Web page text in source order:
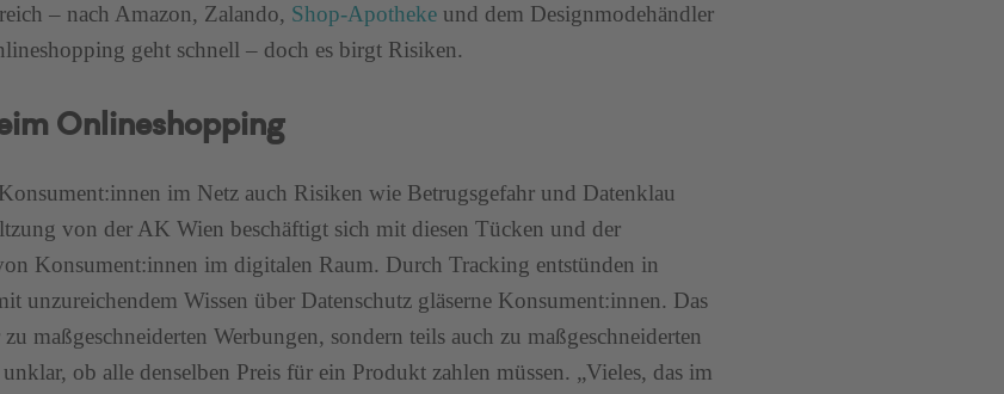
– nach Amazon, Zalando, Shop-Apotheke und dem Designmodehändler
geht schnell – doch es birgt Risiken.
Onlineshopping
im Netz auch Risiken wie Betrugsgefahr und Datenklau
von der AK Wien beschäftigt sich mit diesen Tücken und der
Konsument:innen im digitalen Raum. Durch Tracking entstünden in
unzureichendem Wissen über Datenschutz gläserne Konsument:innen. Das
maßgeschneiderten Werbungen, sondern teils auch zu maßgeschneiderten
ob alle denselben Preis für ein Produkt zahlen müssen. „Vieles, das im